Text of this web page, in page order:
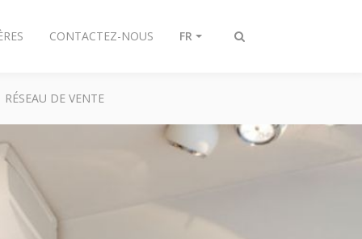
Afficher/masquer
CONTACTEZ-NOUS FR
RÉSEAU DE VENTE